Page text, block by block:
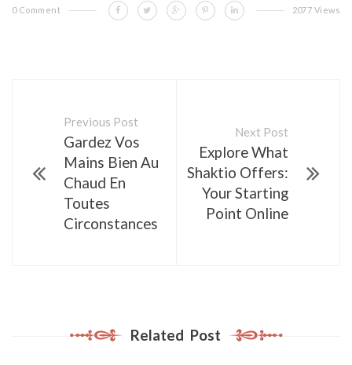
0 Comment 2077 Views
Previous Post
Gardez Vos
Mains Bien Au
Chaud En
Toutes
Circonstances
Next Post
Explore What
Shaktio Offers:
Your Starting
Point Online
Related Post